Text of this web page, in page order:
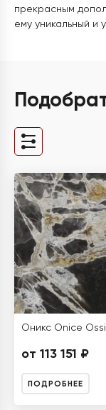
прекрасным
ему уникальный и
Оникс Onice
от 113 151 ₽
ПОДРОБНЕЕ